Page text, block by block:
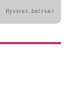
Източник: Deichmann